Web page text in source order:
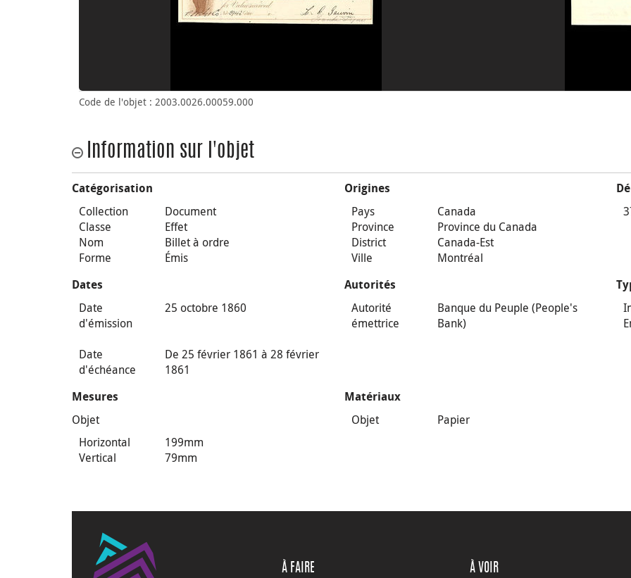
Code de l'objet : 2003.0026.00059.000
Information sur l'objet
Catégorisation
Collection
Document
Classe
Effet
Nom
Billet à ordre
Forme
Émis
Origines
Pays
Canada
Province
Province du Canada
District
Canada-Est
Ville
Montréal
Dates
Date
d'émission
25 octobre 1860
Date
d'échéance
De 25 février 1861 à 28 février
1861
Autorités
Autorité
émettrice
Banque du Peuple (People's
Bank)
Mesures
Objet
Horizontal
199mm
Vertical
79mm
Matériaux
Objet Papier
À FAIRE À VOIR